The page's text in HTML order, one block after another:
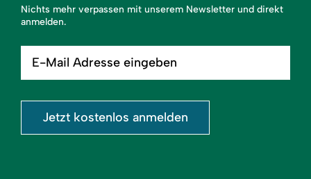
Nichts mehr verpassen mit unserem Newsletter und direkt
anmelden.
Mail
eingeben
Jetzt kostenlos anmelden